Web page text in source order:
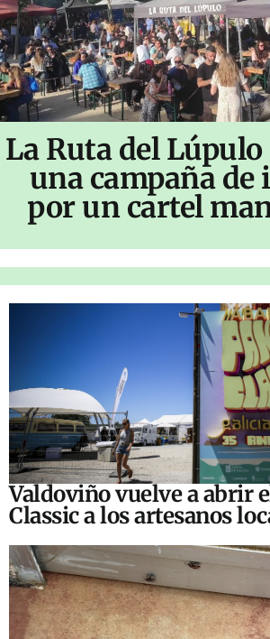
La Ruta del
una campaña de
por un cartel
Valdoviño vuelve a abrir
Classic a los artesanos